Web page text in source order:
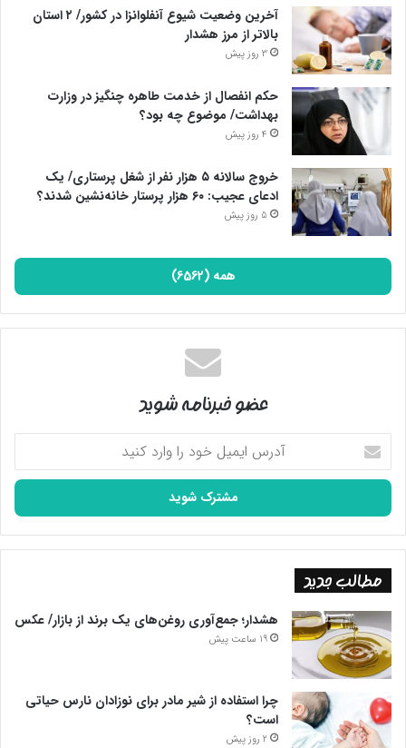
آخرین وضعیت شیوع آنفلوانزا در کشور/ ۲ استان
بالاتر از مرز هشدار
3 روز پیش
حکم انفصال از خدمت طاهره چنگیز در وزارت
بهداشت/ موضوع چه بود؟
4 روز پیش
خروج سالانه ۵ هزار نفر از شغل پرستاری/ یک
ادعای عجیب: ۶۰ هزار پرستار خانه‌نشین شدند؟
5 روز پیش
همه (6562)
عضو خبرنامه شوید
آدرس
ایمیل
خود
وارد
کنید
مطالب جدید
هشدار؛ جمع‌آوری روغن‌های یک برند از بازار/ عکس
19 ساعت پیش
چرا استفاده از شیر مادر برای نوزادان نارس حیاتی
است؟
2 روز پیش